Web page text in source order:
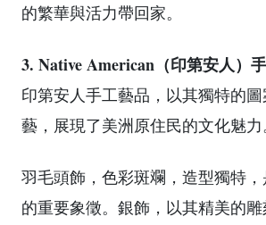
的繁華與活力帶回家。
3. Native American（印第安人）
印第安人手工藝品，以其獨特的
藝，展現了美洲原住民的文化魅力
羽毛頭飾，色彩斑斕，造型獨特
的重要象徵。銀飾，以其精美的